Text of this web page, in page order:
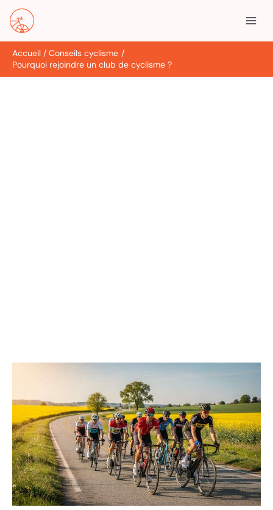
Aller
contenu
Accueil
Conseils cyclisme
Pourquoi rejoindre un club de cyclisme ?
R
e
c
h
e